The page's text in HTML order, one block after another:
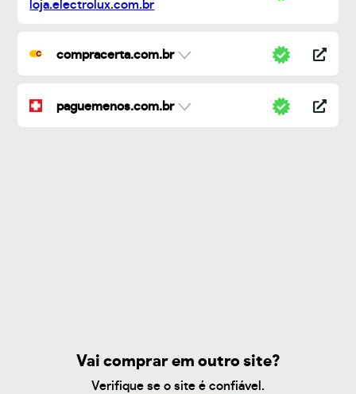
compracerta.com.br
paguemenos.com.br
Vai comprar em outro site?
Verifique se o site é confiável.